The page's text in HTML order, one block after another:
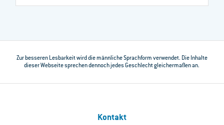
Zur besseren Lesbarkeit wird die männliche Sprachform verwendet. Die Inhalte
dieser Webseite sprechen dennoch jedes Geschlecht gleichermaßen an.
Kontakt